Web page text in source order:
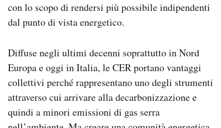
I MIEI PREFERITI
CALENDARIO
con lo scopo di rendersi più possibile indipendenti
dal punto di vista energetico.
Diffuse negli ultimi decenni soprattutto in Nord
Europa e oggi in Italia, le CER portano vantaggi
collettivi perché rappresentano uno degli strumenti
attraverso cui arrivare alla decarbonizzazione e
quindi a minori emissioni di gas serra